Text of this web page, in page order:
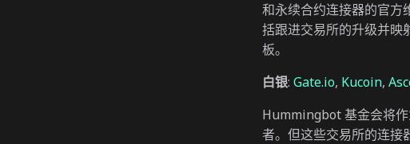
和永续合约连接器的官方
括跟进交易所的升级并映
板。
白银: Gate.io, Kucoin,
Hummingbot 基金会将
者。但这些交易所的连接